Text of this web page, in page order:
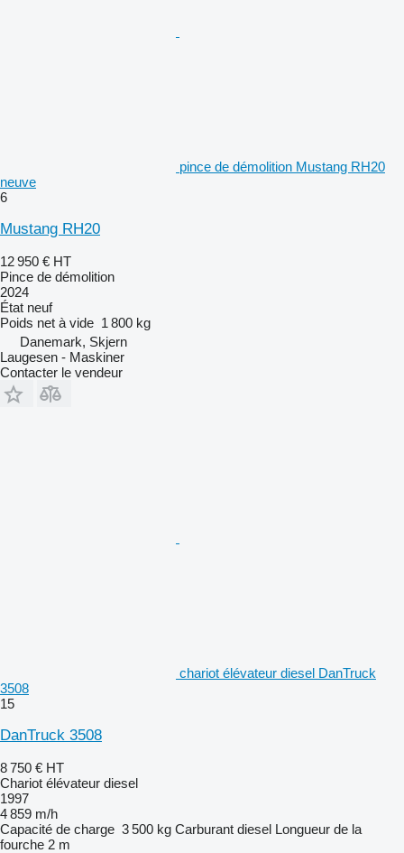
pince de démolition Mustang RH20
neuve
6
Mustang RH20
12 950 € HT
Pince de démolition
2024
État neuf
Poids net à vide 1 800 kg
Danemark, Skjern
Laugesen - Maskiner
Contacter le vendeur
chariot élévateur diesel DanTruck
3508
15
DanTruck 3508
8 750 € HT
Chariot élévateur diesel
1997
4 859 m/h
Capacité de charge 3 500 kg Carburant diesel Longueur de la
fourche 2 m